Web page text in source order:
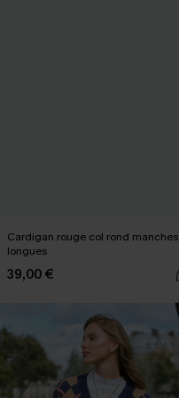
Cardigan rouge col rond manches
longues
39,00 €